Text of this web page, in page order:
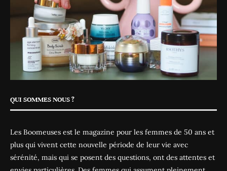
QUI SOMMES NOUS ?
Les Boomeuses est le magazine pour les femmes de 50 ans et
plus qui vivent cette nouvelle période de leur vie avec
sérénité, mais qui se posent des questions, ont des attentes et